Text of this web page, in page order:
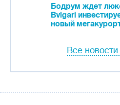
Бодрум ждет
Bvlgari
новый
Все